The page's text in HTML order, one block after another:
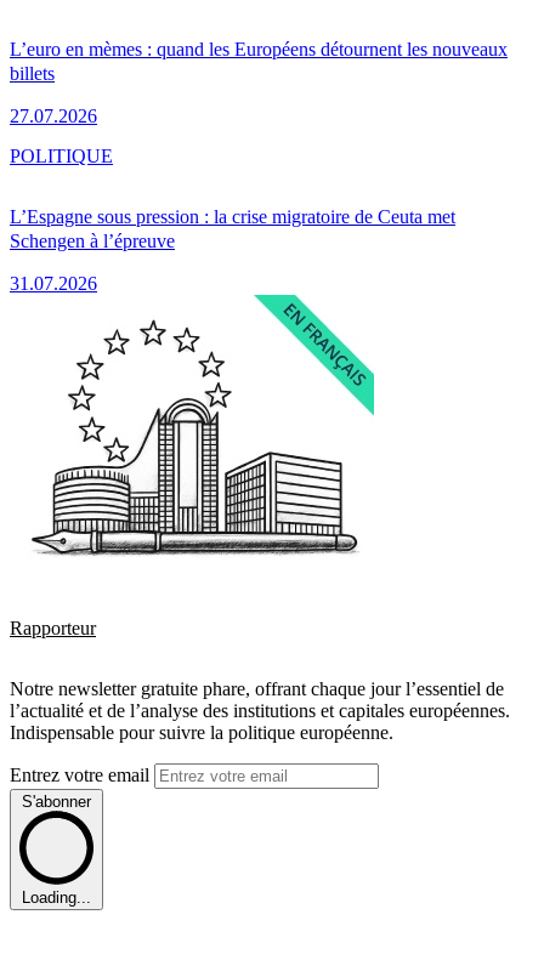
L’euro en mèmes : quand les Européens détournent les nouveaux
billets
27.07.2026
L’Espagne sous pression : la crise migratoire de Ceuta met
Schengen à l’épreuve
31.07.2026
POLITIQUE
Rapporteur
Notre newsletter gratuite phare, offrant chaque jour l’essentiel de
l’actualité et de l’analyse des institutions et capitales européennes.
Indispensable pour suivre la politique européenne.
Entrez votre email
S'abonner
Loading...